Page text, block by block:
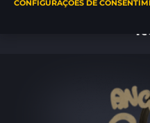
CONFIGURAÇÕES DE